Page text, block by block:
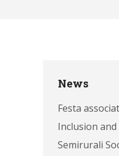
News
Festa
Inclusion
Semirurali